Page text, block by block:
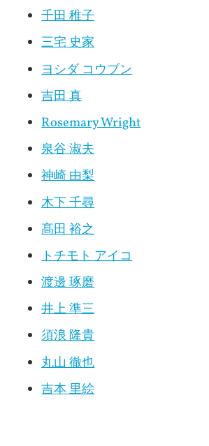
千田 稚子
三宅 史家
ヨシダ コウブン
吉田 真
Rosemary Wright
泉谷 淑夫
神崎 由梨
木下 千尋
髙田 裕之
トチモト アイコ
渡邊 琢磨
井上 準三
須浪 隆貴
丸山 徹也
吉本 里絵